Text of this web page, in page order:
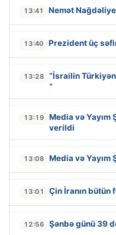
13:41 Nemət
13:40 Prezident üç
13:28
“İsrailin
“
13:19
Media və Yayım
verildi
13:08 Media və Yayım
13:01 Çin İranın bütün
12:56 Şənbə günü 39